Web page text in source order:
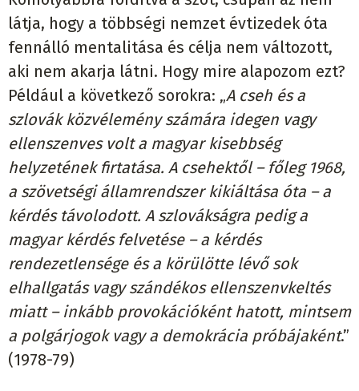
látja, hogy a többségi nemzet évtizedek óta
fennálló mentalitása és célja nem változott,
aki nem akarja látni. Hogy mire alapozom ezt?
Például a következő sorokra: „A cseh és a
szlovák közvélemény számára idegen vagy
ellenszenves volt a magyar kisebbség
helyzetének firtatása. A csehektől – főleg 1968,
a szövetségi államrendszer kikiáltása óta – a
kérdés távolodott. A szlovákságra pedig a
magyar kérdés felvetése – a kérdés
rendezetlensége és a körülötte lévő sok
elhallgatás vagy szándékos ellenszenvkeltés
miatt – inkább provokációként hatott, mintsem
a polgárjogok vagy a demokrácia próbájaként.”
(1978-79)